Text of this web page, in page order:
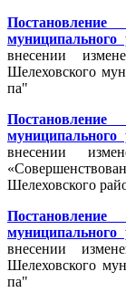
внесении
Шелеховского
па"
внесении
Шелеховского
внесении
Шелеховского
па"